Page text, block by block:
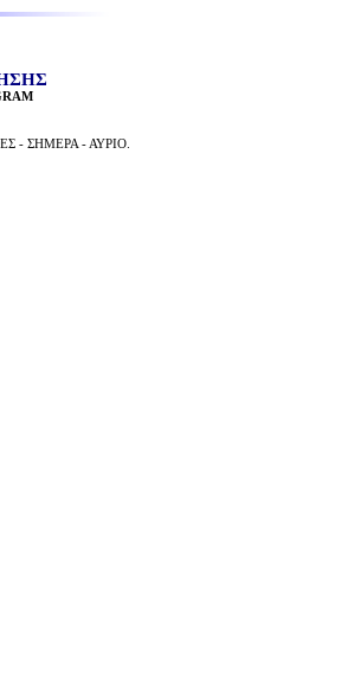
- ΣΗΜΕΡΑ - ΑΥΡΙΟ.